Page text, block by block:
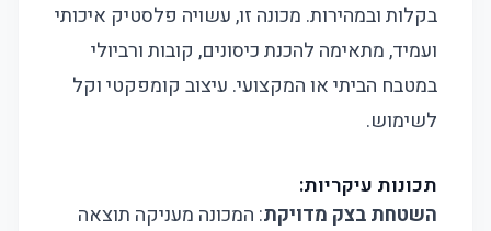
בקלות ובמהירות. מכונה זו, עשויה פלסטיק איכותי
ועמיד, מתאימה להכנת כיסונים, קובות ורביולי
במטבח הביתי או המקצועי. עיצוב קומפקטי וקל
לשימוש.
תכונות עיקריות:
השטחת בצק מדויקת: המכונה מעניקה תוצאה